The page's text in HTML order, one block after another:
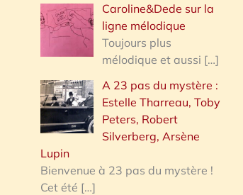
Caroline&Dede sur la
ligne mélodique
Toujours plus
mélodique et aussi […]
A 23 pas du mystère :
Estelle Tharreau, Toby
Peters, Robert
Silverberg, Arsène
Lupin
Bienvenue à 23 pas du mystère !
Cet été […]